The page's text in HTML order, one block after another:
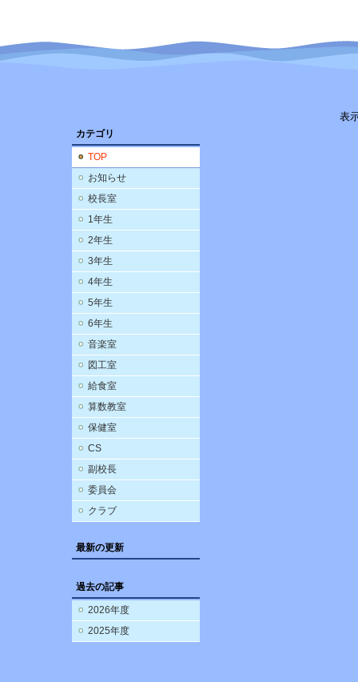
カテゴリ
TOP
お知らせ
校長室
1年生
2年生
3年生
4年生
5年生
6年生
音楽室
図工室
給食室
算数教室
保健室
CS
副校長
委員会
クラブ
最新の更新
過去の記事
2026年度
2025年度
表